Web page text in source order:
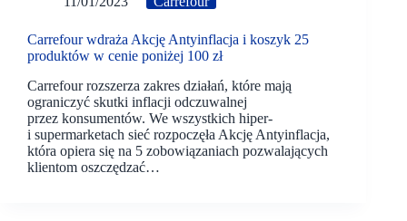
Carrefour wdraża Akcję Antyinflacja i koszyk 25
produktów w cenie poniżej 100 zł
Carrefour rozszerza zakres działań, które mają
ograniczyć skutki inflacji odczuwalnej
przez konsumentów. We wszystkich hiper-
i supermarketach sieć rozpoczęła Akcję Antyinflacja,
która opiera się na 5 zobowiązaniach pozwalających
klientom oszczędzać…